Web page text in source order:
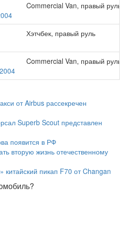
Commercial Van, правый руль
Хэтчбек, правый руль
Commercial Van, правый руль
от Airbus рассекречен
Superb Scout представлен
появится в РФ
вторую жизнь отечественному
китайский пикап F70 от Changan